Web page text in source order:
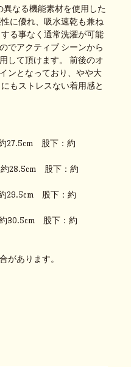
異なる機能素材を使用した
に優れ、吸水速乾も兼ね
る事なく通常洗濯が可能
でアクティブ シーンから
して頂けます。 前後のオ
ンとなっており、やや大
もストレスない着用感と
27.5cm 股下：約
28.5cm 股下：約
29.5cm 股下：約
30.5cm 股下：約
があります。